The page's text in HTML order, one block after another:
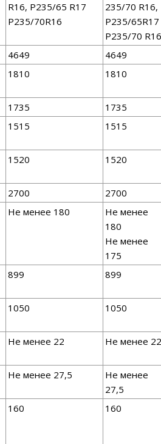
R16, Р235/65 R17
P235/70R16
235/70 R16,
P235/65R17
Р235/70 R16
4649
4649
1810 1810
1735
1735
1515 1515
1520 1520
2700
2700
Не менее 180
Не менее
180
Не менее
175
899 899
1050 1050
Не менее 22 Не менее 22
Не менее 27,5
Не менее
27,5
160 160